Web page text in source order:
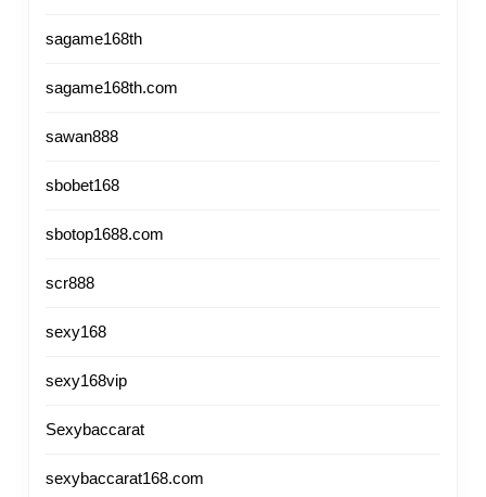
sagame168th
sagame168th.com
sawan888
sbobet168
sbotop1688.com
scr888
sexy168
sexy168vip
Sexybaccarat
sexybaccarat168.com